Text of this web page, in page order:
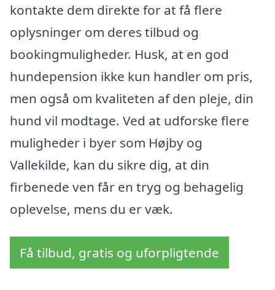
kontakte dem direkte for at få flere
oplysninger om deres tilbud og
bookingmuligheder. Husk, at en god
hundepension ikke kun handler om pris,
men også om kvaliteten af den pleje, din
hund vil modtage. Ved at udforske flere
muligheder i byer som Højby og
Vallekilde, kan du sikre dig, at din
firbenede ven får en tryg og behagelig
oplevelse, mens du er væk.
Få tilbud, gratis og uforpligtende